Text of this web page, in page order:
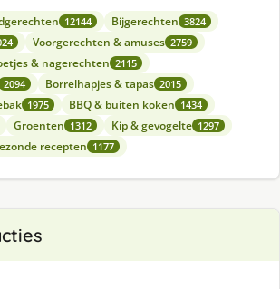
12144 Bijgerechten 3824
Voorgerechten & amuses 2759
& nagerechten 2115
2094 Borrelhapjes & tapas 2015
1975 BBQ & buiten koken 1434
Groenten 1312 Kip & gevogelte 1297
recepten 1177